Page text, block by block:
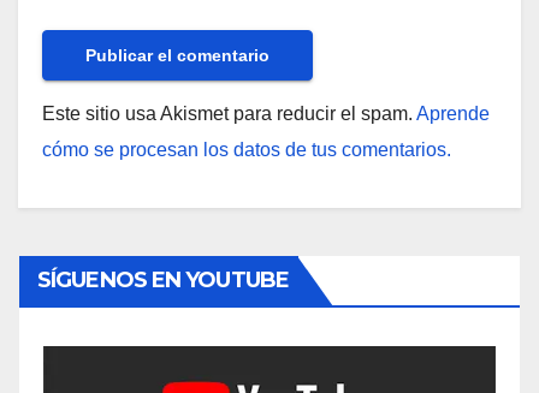
Este sitio usa Akismet para reducir el spam. Aprende
cómo se procesan los datos de tus comentarios.
SÍGUENOS EN YOUTUBE